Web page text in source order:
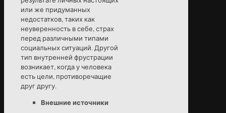
или же придуманных
недостатков, таких как
неуверенность в себе, страх
перед различными типами
социальных ситуаций. Другой
тип внутренней фрустрации
возникает, когда у человека
есть цели, противоречащие
друг другу.
Внешние источники